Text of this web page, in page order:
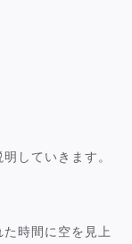
していきます。
時間に空を見上